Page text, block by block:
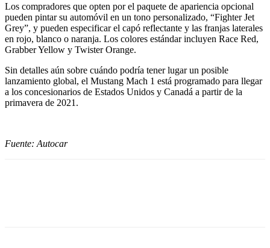
Los compradores que opten por el paquete de apariencia opcional
pueden pintar su automóvil en un tono personalizado, “Fighter Jet
Grey”, y pueden especificar el capó reflectante y las franjas laterales
en rojo, blanco o naranja. Los colores estándar incluyen Race Red,
Grabber Yellow y Twister Orange.
Sin detalles aún sobre cuándo podría tener lugar un posible
lanzamiento global, el Mustang Mach 1 está programado para llegar
a los concesionarios de Estados Unidos y Canadá a partir de la
primavera de 2021.
Fuente: Autocar